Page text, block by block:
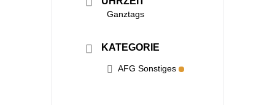
Ganztags
KATEGORIE
AFG Sonstiges